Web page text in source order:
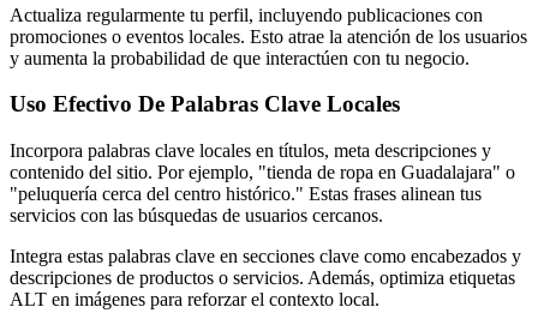
Actualiza regularmente tu perfil, incluyendo publicaciones con
promociones o eventos locales. Esto atrae la atención de los usuarios
y aumenta la probabilidad de que interactúen con tu negocio.
Uso Efectivo De Palabras Clave Locales
Incorpora palabras clave locales en títulos, meta descripciones y
contenido del sitio. Por ejemplo, "tienda de ropa en Guadalajara" o
"peluquería cerca del centro histórico." Estas frases alinean tus
servicios con las búsquedas de usuarios cercanos.
Integra estas palabras clave en secciones clave como encabezados y
descripciones de productos o servicios. Además, optimiza etiquetas
ALT en imágenes para reforzar el contexto local.